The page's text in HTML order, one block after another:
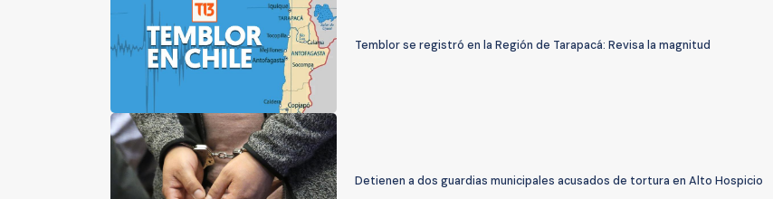
Temblor se registró en la Región de Tarapacá: Revisa la magnitud
Detienen a dos guardias municipales acusados de tortura en Alto Hospicio